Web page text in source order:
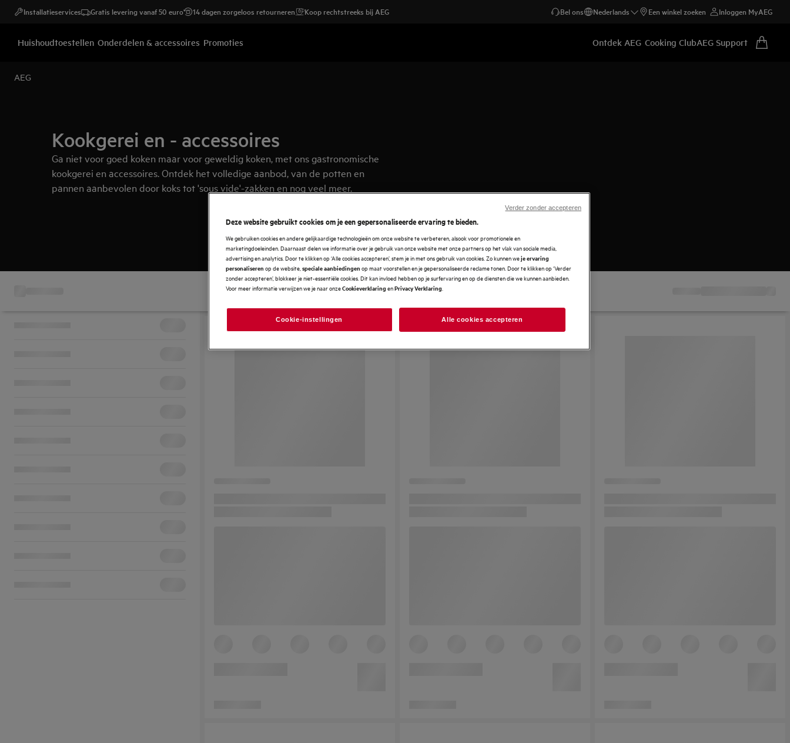
Installatieservices Gratis levering vanaf 50 euro 14 dagen zorgeloos retourneren Koop rechtstreeks bij AEG Bel ons Nederlands Een winkel zoeken Inloggen MyAEG
Huishoudtoestellen Onderdelen & accessoires Promoties Ontdek AEG Cooking ClubAEG Support
AEG
Kookgerei en - accessoires
Ga niet voor goed koken maar voor geweldig koken, met ons gastronomische
kookgerei en accessoires. Ontdek het volledige aanbod, van de potten en
pannen aanbevolen door koks tot 'sous vide'-zakken en nog veel meer.
Deze website gebruikt cookies om je een gepersonaliseerde ervaring te bieden.
We gebruiken cookies en andere gelijkaardige technologieën om onze website te verbeteren, alsook voor promotionele en
marketingdoeleinden. Daarnaast delen we informatie over je gebruik van onze website met onze partners op het vlak van sociale media,
advertising en analytics. Door te klikken op ‘Alle cookies accepteren’, stem je in met ons gebruik van cookies. Zo kunnen weje ervaring
personaliseren op de website,speciale aanbiedingen op maat voorstellen en je gepersonaliseerde reclame tonen. Door te klikken op ‘Verder
zonder accepteren’, blokkeer je niet-essentiële cookies. Dit kan invloed hebben op je surfervaring en op de diensten die we kunnen aanbieden.
Voor meer informatie verwijzen we je naar onzeCookieverklaring enPrivacy Verklaring.
Cookie-instellingen Alle cookies accepteren
Verder zonder accepteren